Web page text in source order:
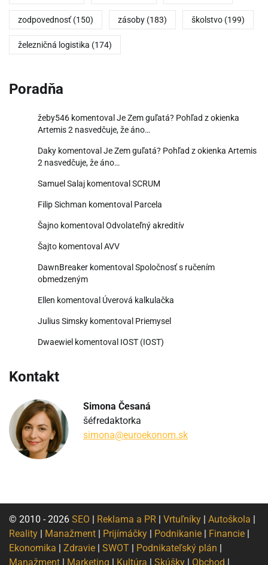
zodpovednosť (150) zásoby (183) školstvo (199)
železničná logistika (174)
Poradňa
žeby546 komentoval Je Zem guľatá? Pohľad z okienka
Artemis 2 nasvedčuje, že áno…
Daky komentoval Je Zem guľatá? Pohľad z okienka Artemis
2 nasvedčuje, že áno…
Samuel Salaj komentoval SCRUM
Filip Sichman komentoval Parcela
Šajno komentoval Odvolateľný akreditív
Šajto komentoval AVV
DawnBreaker komentoval Spoločnosť s ručením
obmedzeným
Ellen komentoval Úverová kalkulačka
Julius Simsky komentoval Priemysel
Dwaewiel komentoval IOST (IOST)
Kontakt
Simona Česaná
šéfredaktorka
simona@euroekonom.sk
© 2010 - 2026 SEO | Reklama a PR | Vrtuľníky | Autoškola |
Reality | Manažment | Prijímáčky | Podnikanie | Financie |
Ekonomika | Zdravie | SWOT | Podnikateľský plán |
Manažment | Marketing | Kultúra | Skúšky | Obchod |